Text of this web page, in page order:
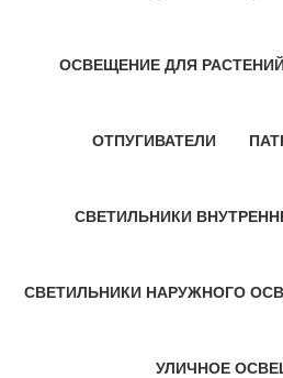
ОСВЕЩЕНИЕ ДЛЯ
ОТПУГИВАТЕЛИ
СВЕТИЛЬНИКИ
СВЕТИЛЬНИКИ НАРУЖНОГО
УЛИЧНОЕ